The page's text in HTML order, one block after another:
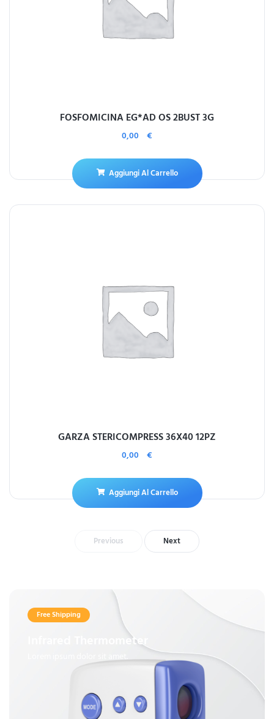
FOSFOMICINA EG*AD OS 2BUST 3G
0,00 €
Aggiungi Al Carrello
GARZA STERICOMPRESS 36X40 12PZ
0,00 €
Aggiungi Al Carrello
Previous Next
Free Shipping
Infrared Thermometer
Lorem ipsum dolor sit amet.